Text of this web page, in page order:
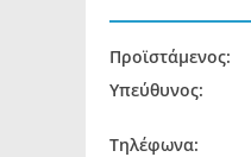
Προϊστάμενος:
Υπεύθυνος:
Τηλέφωνα: